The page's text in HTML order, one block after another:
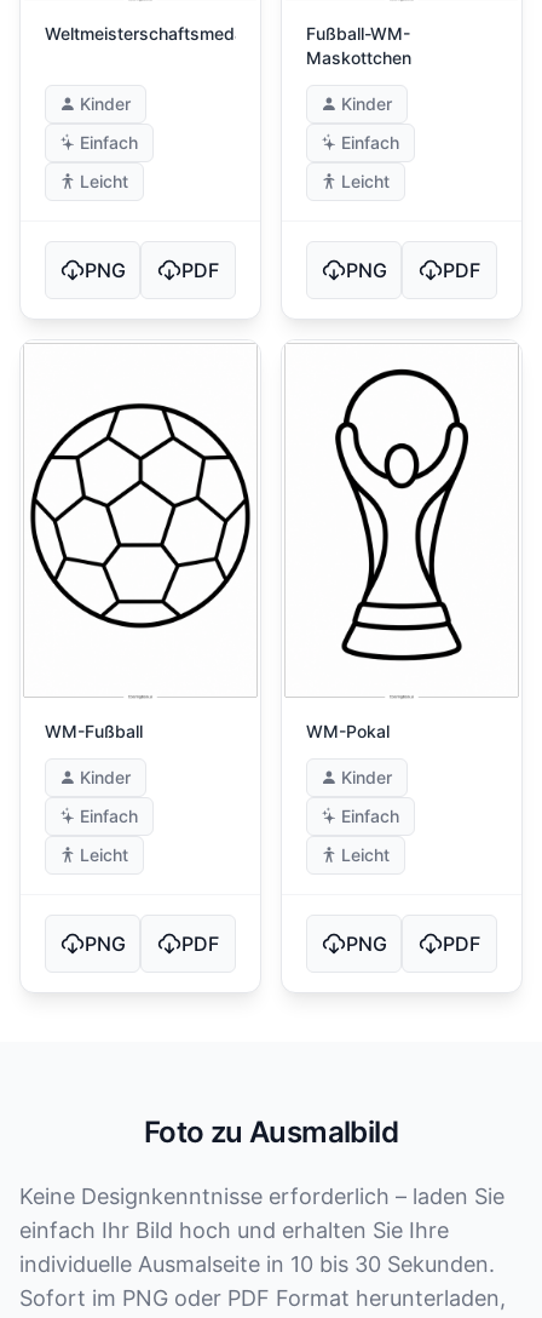
Weltmeisterschaftsmedaille
Kinder
Einfach
Leicht
PNG PDF
Fußball-WM-
Maskottchen
Kinder
Einfach
Leicht
PNG PDF
WM-Fußball
Kinder
Einfach
Leicht
PNG PDF
WM-Pokal
Kinder
Einfach
Leicht
PNG PDF
Foto zu Ausmalbild
Keine Designkenntnisse erforderlich – laden Sie
einfach Ihr Bild hoch und erhalten Sie Ihre
individuelle Ausmalseite in 10 bis 30 Sekunden.
Sofort im PNG oder PDF Format herunterladen,